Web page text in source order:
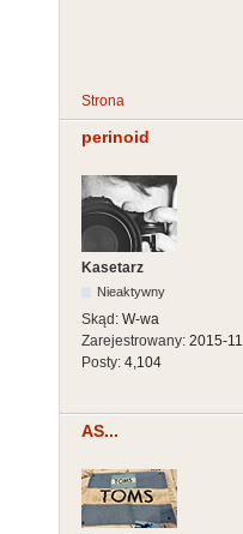
Strona
perinoid
Kasetarz
Nieaktywny
Skąd: W-wa
Zarejestrowany: 2015-
Posty: 4,104
AS...